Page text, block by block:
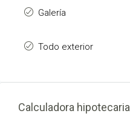
Galería
Todo exterior
Calculadora hipotecaria